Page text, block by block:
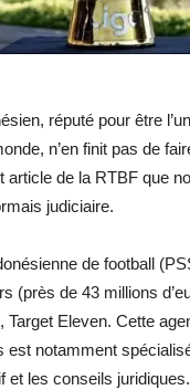
réputé pour être
n’en finit pas de
article de la RTBF que
judiciaire.
de football
(près de 43 millions
Target Eleven. Cette
est notamment
et les conseils juridiques.